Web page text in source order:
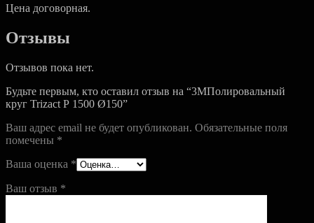
Цена договорная.
Отзывы
Отзывов пока нет.
Будьте первым, кто оставил отзыв на “3MПолировальный
круг Trizact Р 1500 Ø150”
Ваш адрес email не будет опубликован. Обязательные поля
помечены *
Ваша оценка *
Ваш отзыв *